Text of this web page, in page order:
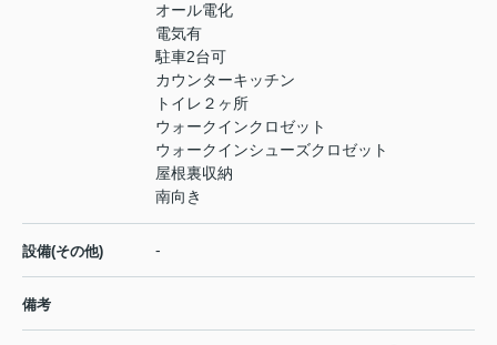
オール電化
電気有
駐車2台可
カウンターキッチン
トイレ２ヶ所
ウォークインクロゼット
ウォークインシューズクロゼット
屋根裏収納
南向き
設備(その他) -
備考